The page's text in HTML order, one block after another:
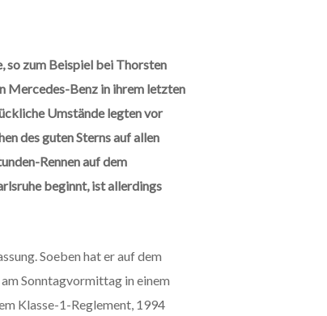
so zum Beispiel bei Thorsten
Mercedes-Benz in ihrem letzten
Umstände legten vor
des guten Sterns auf allen
Rennen auf dem
beginnt, ist allerdings
Soeben hat er auf dem
Sonntagvormittag in einem
Klasse-1-Reglement, 1994